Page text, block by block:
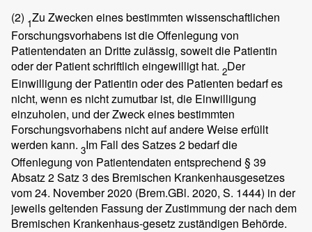
(2) 1Zu Zwecken eines bestimmten wissenschaftlichen
Forschungsvorhabens ist die Offenlegung von
Patientendaten an Dritte zulässig, soweit die Patientin
oder der Patient schriftlich eingewilligt hat. 2Der
Einwilligung der Patientin oder des Patienten bedarf es
nicht, wenn es nicht zumutbar ist, die Einwilligung
einzuholen, und der Zweck eines bestimmten
Forschungsvorhabens nicht auf andere Weise erfüllt
werden kann. 3Im Fall des Satzes 2 bedarf die
Offenlegung von Patientendaten entsprechend § 39
Absatz 2 Satz 3 des Bremischen Krankenhausgesetzes
vom 24. November 2020 (Brem.GBl. 2020, S. 1444) in der
jeweils geltenden Fassung der Zustimmung der nach dem
Bremischen Krankenhaus-gesetz zuständigen Behörde.